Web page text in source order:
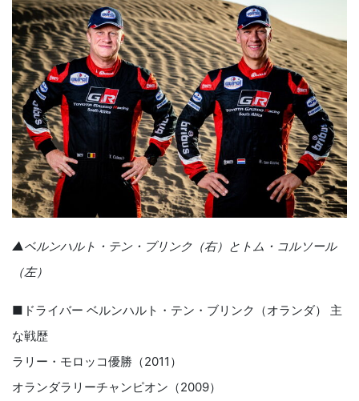
▲ベルンハルト・テン・ブリンク（右）とトム・コルソール
（左）
■ドライバー ベルンハルト・テン・ブリンク（オランダ） 主
な戦歴
ラリー・モロッコ優勝（2011）
オランダラリーチャンピオン（2009）